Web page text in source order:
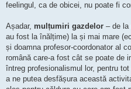
feelingul, ca de obicei, nu poate fi
Așadar, mulțumiri gazdelor – de la
au fost la înălțime) la și mai mare
și doamna profesor-coordonator al
română care-a fost cât se poate de
întreg profesionalismul lor, pentru
a ne putea desfășura această